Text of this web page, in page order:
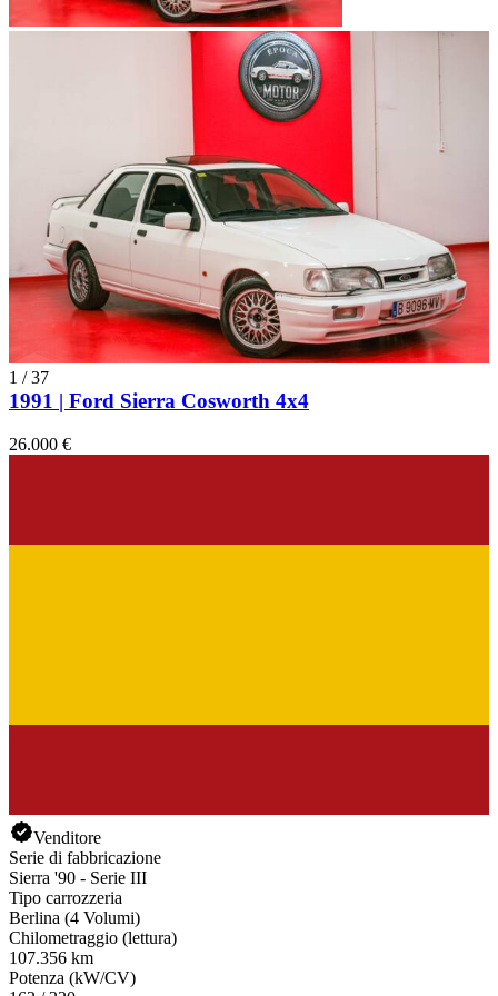
1 /37
1991 | Ford Sierra Cosworth 4x4
26.000 €
Venditore
Serie di fabbricazione
Sierra '90 - Serie III
Tipo carrozzeria
Berlina (4 Volumi)
Chilometraggio (lettura)
107.356 km
Potenza (kW/CV)